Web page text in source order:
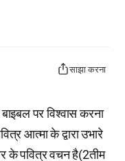
साझा करना
पर विश्वास करना
आत्मा के द्वारा उभारे
के पवित्र वचन है(2तीम